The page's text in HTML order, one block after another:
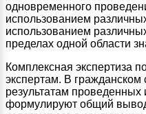
одновременного
использованием
использованием
пределах одной области
Комплексная экспертиза
экспертам. В гражданском
результатам проведенных
формулируют общий вывод